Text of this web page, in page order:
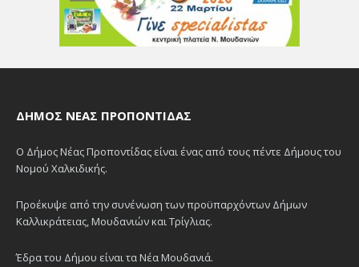
ΔΉΜΟΣ ΝΈΑΣ ΠΡΟΠΟΝΤΊΔΑΣ
Ο Δήμος Νέας Προποντίδας είναι ένας από τους πέντε Δήμους του
Νομού Χαλκιδικής.
Προέκυψε από την συνένωση των προϋπαρχόντων Δήμων
Καλλικράτειας, Μουδανιών και Τρίγλιας.
Έδρα του Δήμου είναι τα Νέα Μουδανιά.